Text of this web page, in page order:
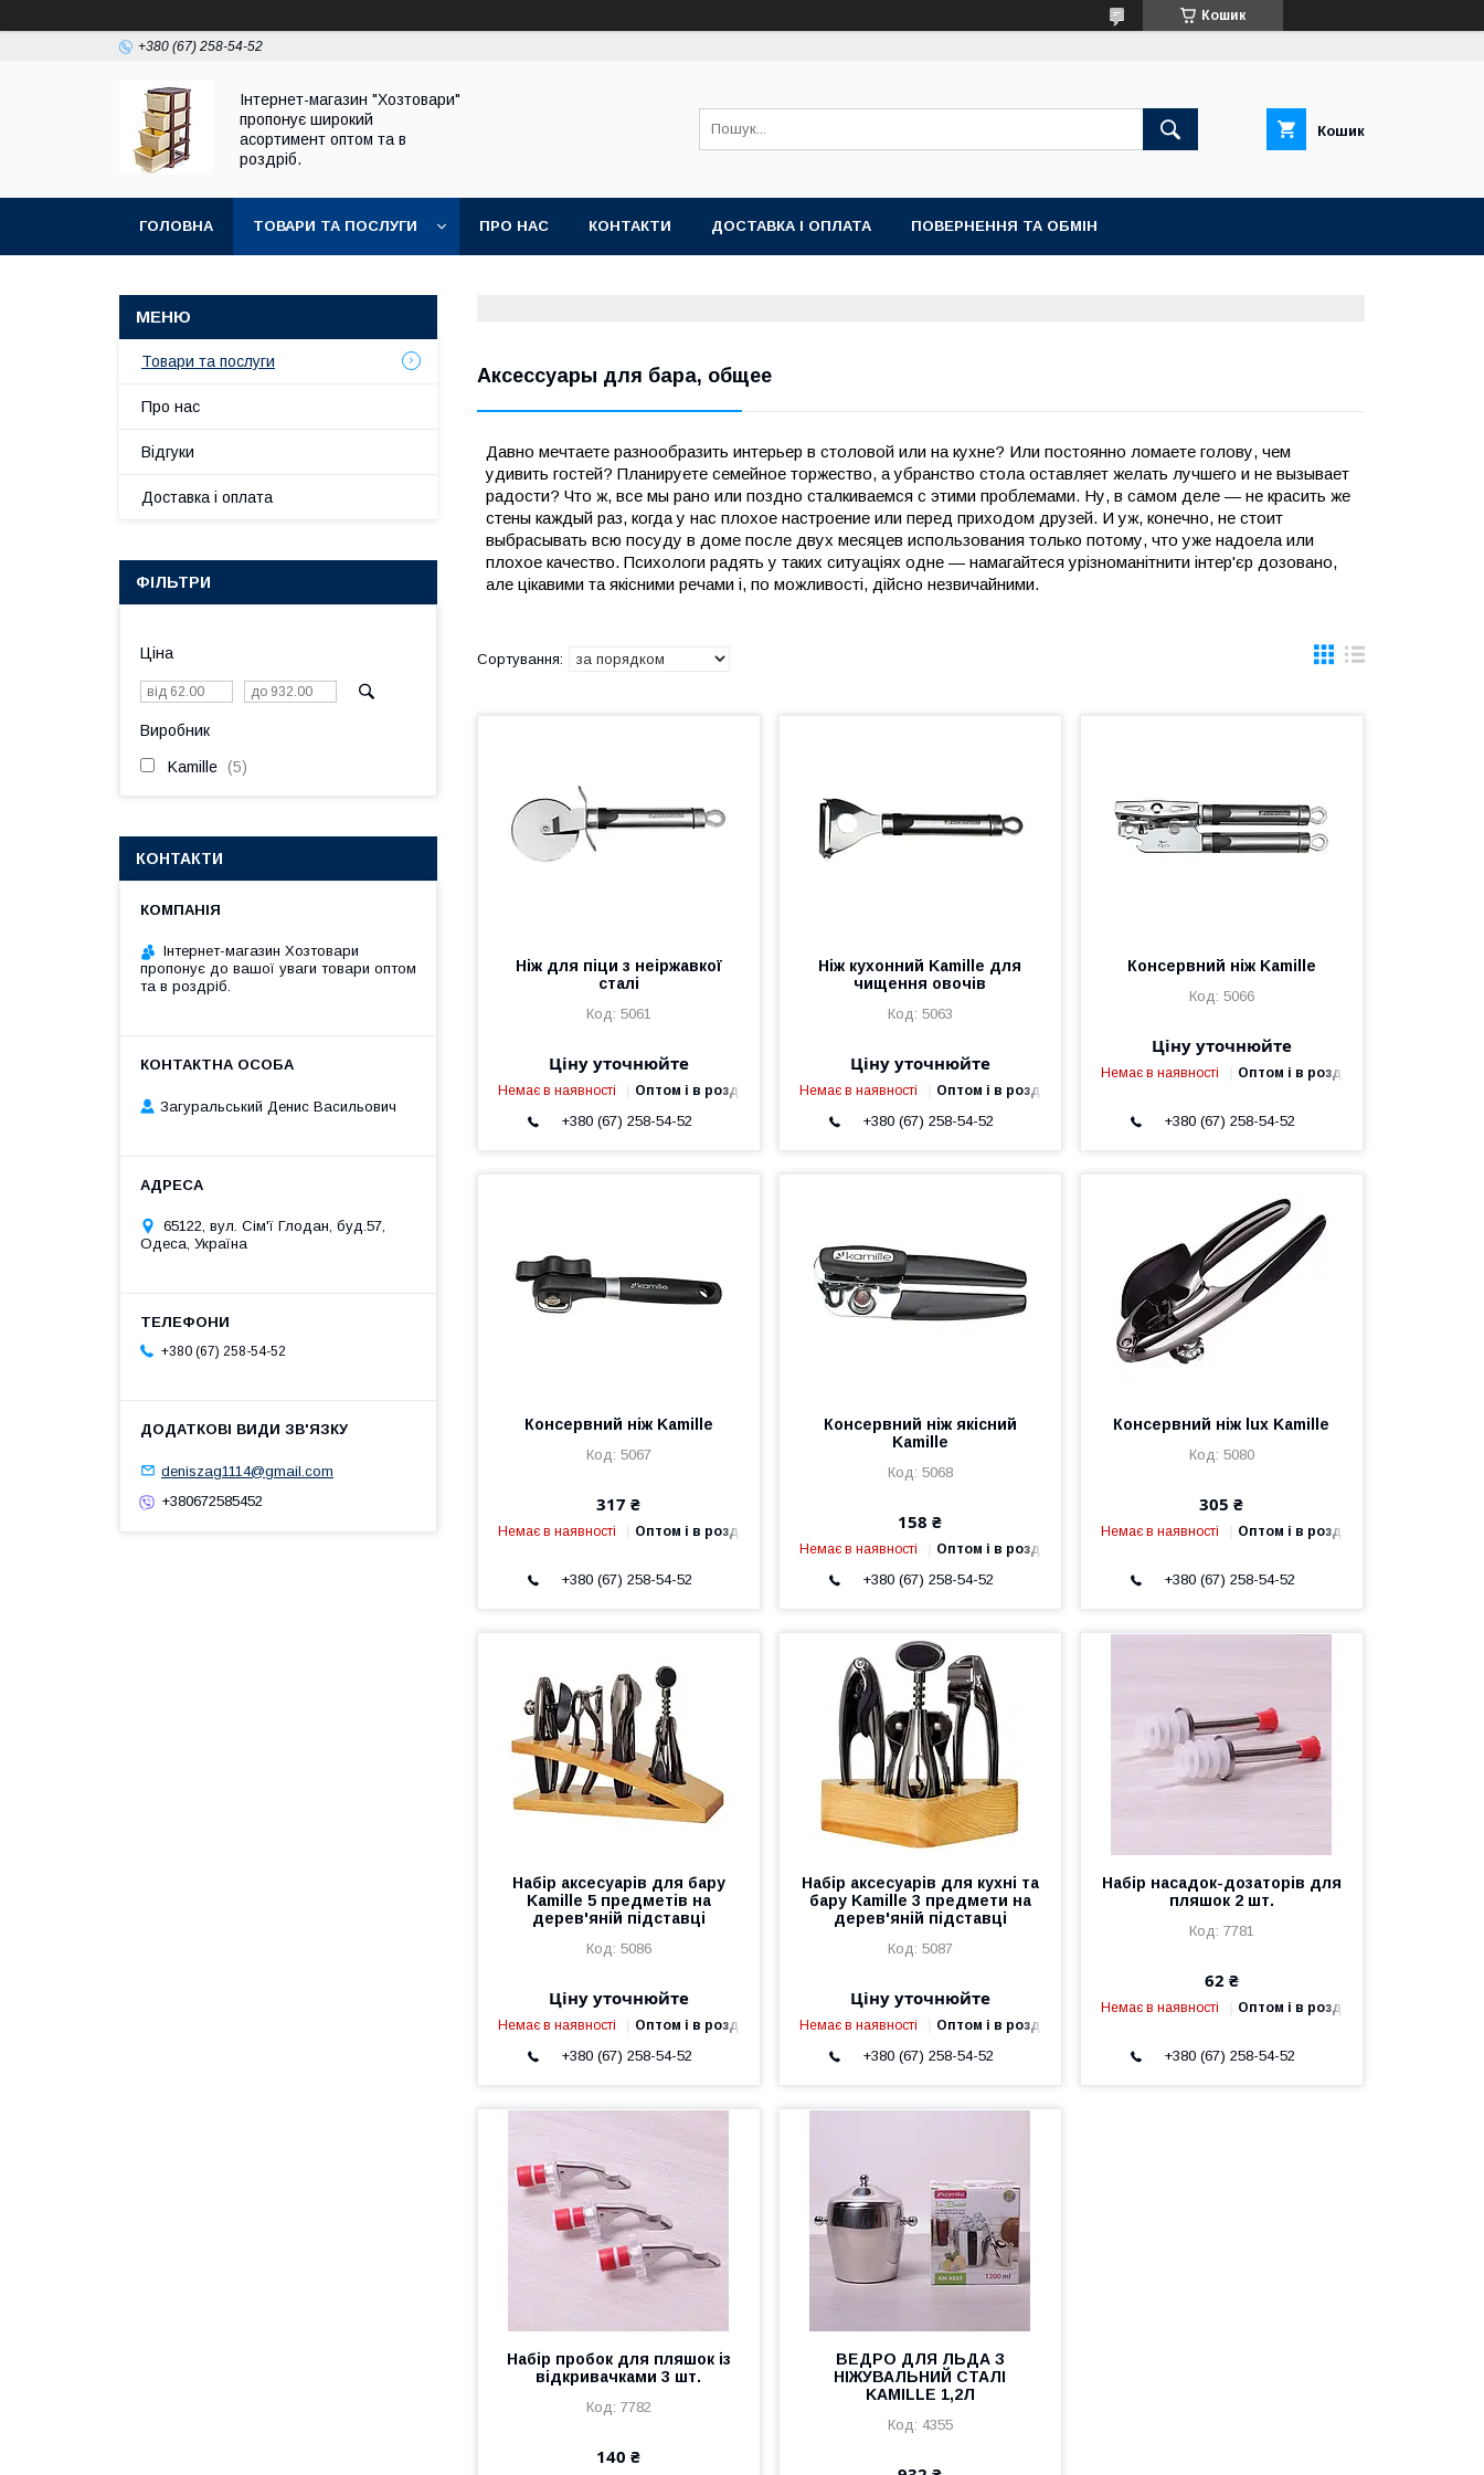
Кошик
+380 (67) 258-54-52
Інтернет-магазин "Хозтовари"
пропонує широкий
асортимент оптом та в
роздріб.
Кошик
ГОЛОВНА ТОВАРИ ТА ПОСЛУГИ ПРО НАС КОНТАКТИ ДОСТАВКА І ОПЛАТА ПОВЕРНЕННЯ ТА ОБМІН
Аксессуары для бара, общее
Давно мечтаете разнообразить интерьер в столовой или на кухне? Или постоянно ломаете голову, чем
удивить гостей? Планируете семейное торжество, а убранство стола оставляет желать лучшего и не вызывает
радости? Что ж, все мы рано или поздно сталкиваемся с этими проблемами. Ну, в самом деле — не красить же
стены каждый раз, когда у нас плохое настроение или перед приходом друзей. И уж, конечно, не стоит
выбрасывать всю посуду в доме после двух месяцев использования только потому, что уже надоела или
плохое качество. Психологи радять у таких ситуаціях одне — намагайтеся урізноманітнити інтер'єр дозовано,
але цікавими та якісними речами і, по можливості, дійсно незвичайними.
Ніж для піци з неіржавкої
сталі
5061
Ціну уточнюйте
Немає в наявності Оптом і в роздріб
+380 (67) 258-54-52
Ніж кухонний Kamille для
чищення овочів
5063
Ціну уточнюйте
Немає в наявності Оптом і в роздріб
+380 (67) 258-54-52
Консервний ніж Kamille
5066
Ціну уточнюйте
Немає в наявності Оптом і в роздріб
+380 (67) 258-54-52
Консервний ніж Kamille
5067
317 ₴
Немає в наявності Оптом і в роздріб
+380 (67) 258-54-52
Консервний ніж якісний
Kamille
5068
158 ₴
Немає в наявності Оптом і в роздріб
+380 (67) 258-54-52
Консервний ніж lux Kamille
5080
305 ₴
Немає в наявності Оптом і в роздріб
+380 (67) 258-54-52
Набір аксесуарів для бару
Kamille 5 предметів на
дерев'яній підставці
5086
Ціну уточнюйте
Немає в наявності Оптом і в роздріб
+380 (67) 258-54-52
Набір аксесуарів для кухні та
бару Kamille 3 предмети на
дерев'яній підставці
5087
Ціну уточнюйте
Немає в наявності Оптом і в роздріб
+380 (67) 258-54-52
Набір насадок-дозаторів для
пляшок 2 шт.
7781
62 ₴
Немає в наявності Оптом і в роздріб
+380 (67) 258-54-52
Набір пробок для пляшок із
відкривачками 3 шт.
7782
140 ₴
ВЕДРО ДЛЯ ЛЬДА З
НІЖУВАЛЬНИЙ СТАЛІ
KAMILLE 1,2Л
4355
Товари та послуги
Про нас
Відгуки
Доставка і оплата
ФІЛЬТРИ
Ціна
Виробник
Kamille 5
КОНТАКТИ
Інтернет-магазин Хозтовари
пропонує до вашої уваги товари оптом
та в роздріб.
Загуральський Денис Васильович
65122, вул. Сім'ї Глодан, буд.57,
Одеса, Україна
+380 (67) 258-54-52
deniszag1114@gmail.com
+380672585452